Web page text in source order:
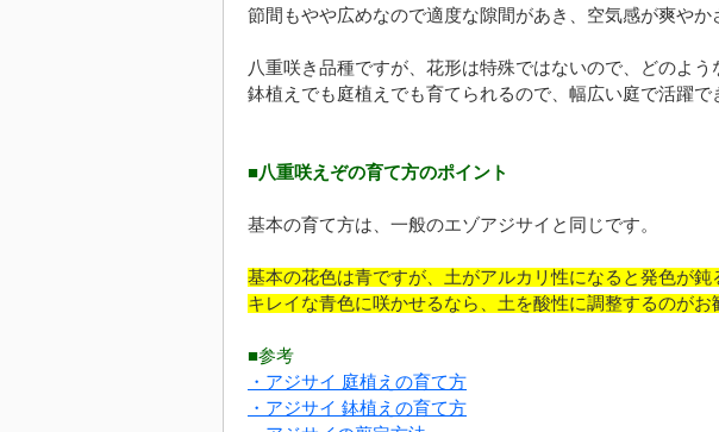
節間もやや広めなので適度な隙間があき、空気感が爽やか
八重咲き品種ですが、花形は特殊ではないので、どのよう
鉢植えでも庭植えでも育てられるので、幅広い庭で活躍で
■八重咲えぞの育て方のポイント
基本の育て方は、一般のエゾアジサイと同じです。
基本の花色は青ですが、土がアルカリ性になると発色が鈍
キレイな青色に咲かせるなら、土を酸性に調整するのがお
■参考
・アジサイ 庭植えの育て方
・アジサイ 鉢植えの育て方